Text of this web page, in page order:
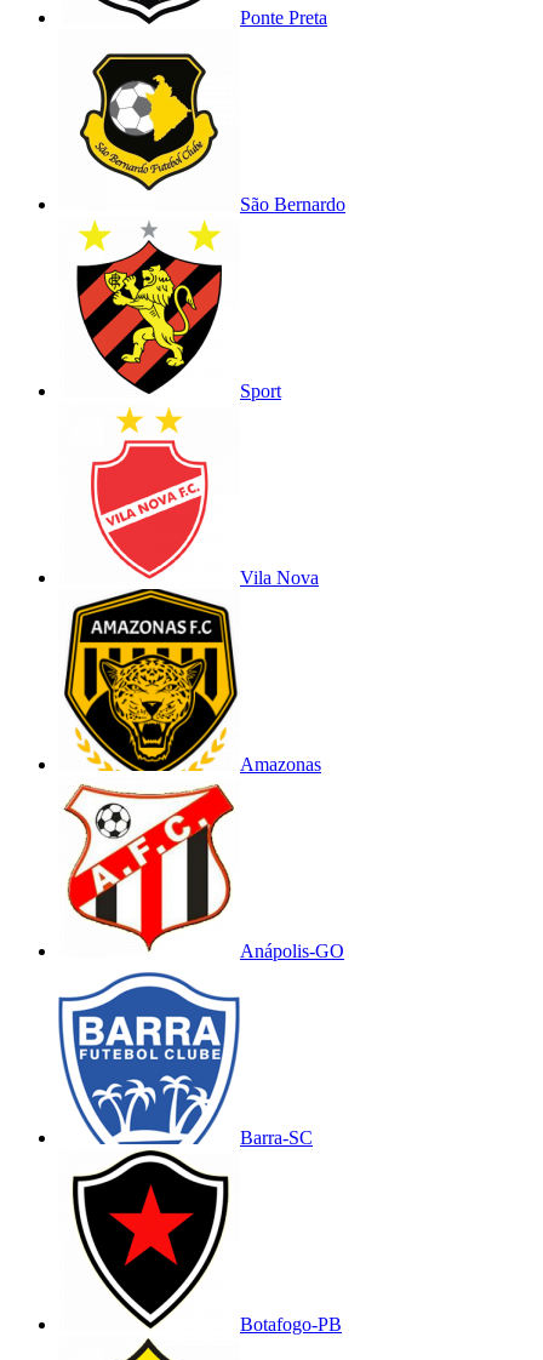
Ponte Preta
São Bernardo
Sport
Vila Nova
Amazonas
Anápolis-GO
Barra-SC
Botafogo-PB